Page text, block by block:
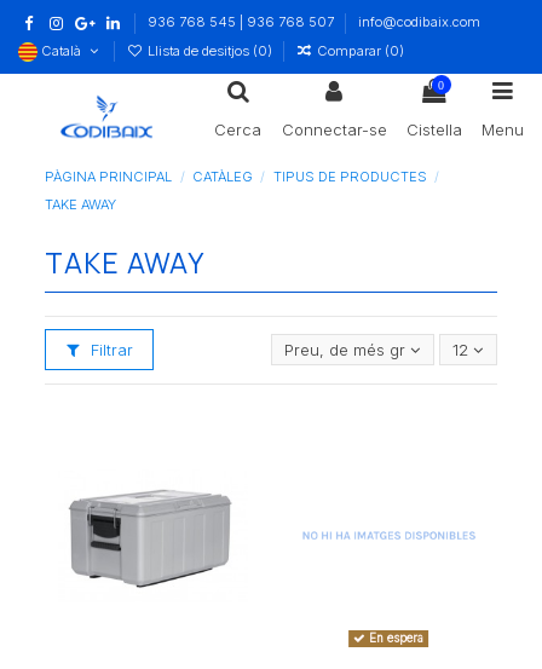
936 768 545 | 936 768 507
info@codibaix.com
Català
Llista de desitjos (0) Comparar (0)
Cerca Connectar-se
0
Cistella Menu
PÀGINA PRINCIPAL CATÀLEG
TIPUS DE PRODUCTES
TAKE AWAY
TAKE AWAY
Filtrar Preu, de més gran a més petit
12
En espera